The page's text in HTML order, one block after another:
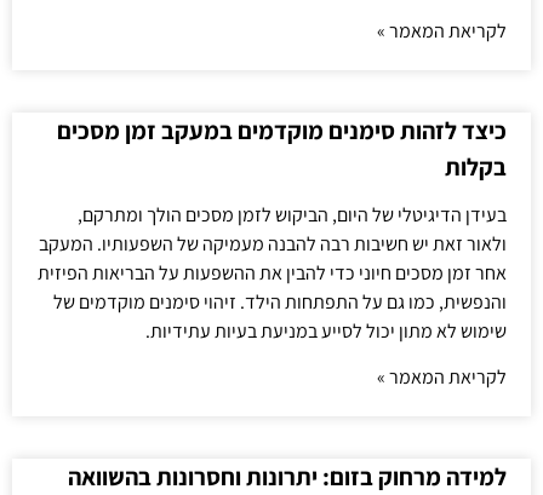
לקריאת המאמר »
כיצד לזהות סימנים מוקדמים במעקב זמן מסכים
בקלות
בעידן הדיגיטלי של היום, הביקוש לזמן מסכים הולך ומתרקם,
ולאור זאת יש חשיבות רבה להבנה מעמיקה של השפעותיו. המעקב
אחר זמן מסכים חיוני כדי להבין את ההשפעות על הבריאות הפיזית
והנפשית, כמו גם על התפתחות הילד. זיהוי סימנים מוקדמים של
שימוש לא מתון יכול לסייע במניעת בעיות עתידיות.
לקריאת המאמר »
למידה מרחוק בזום: יתרונות וחסרונות בהשוואה